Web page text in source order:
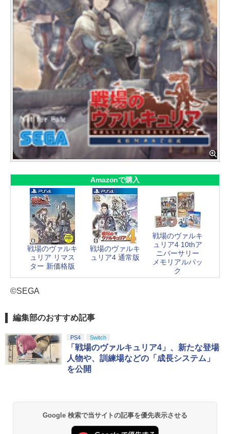
Amazonで購入
戦場のヴァルキ
ュリア リマス
ター 新価格版
戦場のヴァルキ
ュリア4 通常版
戦場のヴァルキ
ュリア4 10thア
ニバーサリー
メモリアルパッ
ク
©SEGA
編集部のおすすめ記事
PS4 Switch
「戦場のヴァルキュリア4」、新たな登場
人物や、訓練場などの「成長システム」
を公開
Google 検索で当サイトの記事を優先表示させる